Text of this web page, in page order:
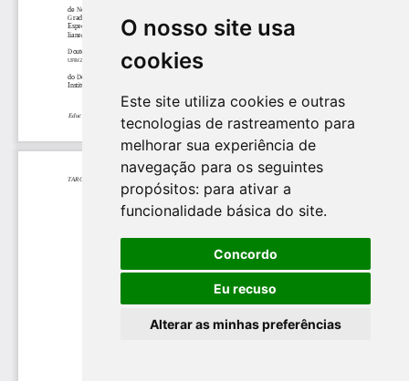
O nosso site usa
cookies
Este site utiliza cookies e outras
tecnologias de rastreamento para
melhorar sua experiência de
navegação para os seguintes
propósitos: para ativar a
funcionalidade básica do site.
Concordo
Eu recuso
Alterar as minhas preferências